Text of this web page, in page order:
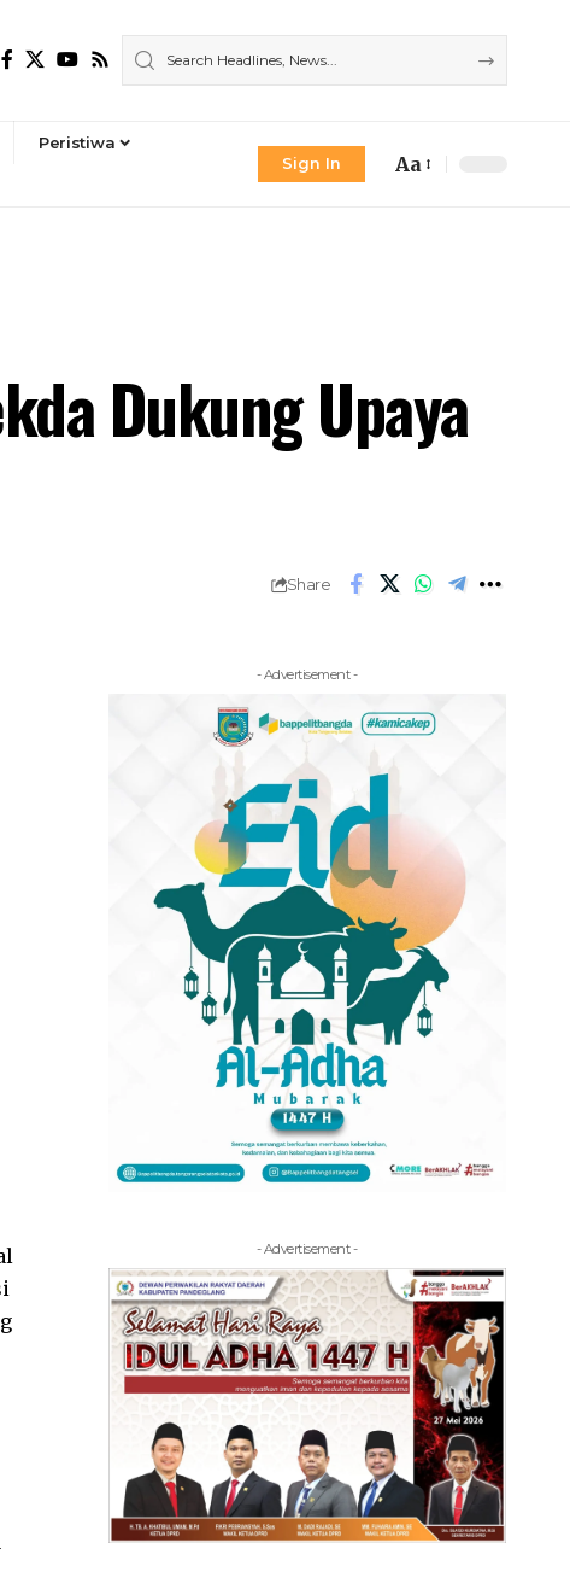
Peristiwa
Sign In
Font
Aa
Dukung Upaya
Share
- Advertisement -
- Advertisement -